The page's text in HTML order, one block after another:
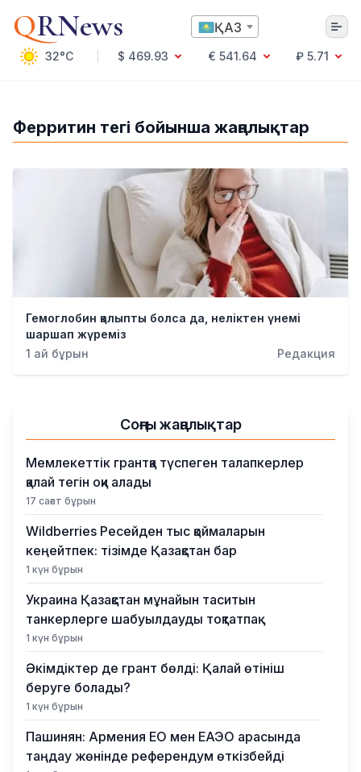
QRNews ҚАЗ
32°C $ 469.93 € 541.64
₽ 5.71
Ауа райы
Денсаулық
Бизнес
Ферритин тегі бойынша жаңалықтар
Гемоглобин қалыпты болса да, неліктен үнемі
шаршап жүреміз
1 ай бұрын
Редакция
Соңғы жаңалықтар
Мемлекеттік грантқа түспеген талапкерлер
қалай тегін оқи алады
17 сағат бұрын
Wildberries Ресейден тыс қоймаларын
кеңейтпек: тізімде Қазақстан бар
1 күн бұрын
Украина Қазақстан мұнайын таситын
танкерлерге шабуылдауды тоқтатпақ
1 күн бұрын
Әкімдіктер де грант бөлді: Қалай өтініш
беруге болады?
1 күн бұрын
Пашинян: Армения ЕО мен ЕАЭО арасында
таңдау жөнінде референдум өткізбейді